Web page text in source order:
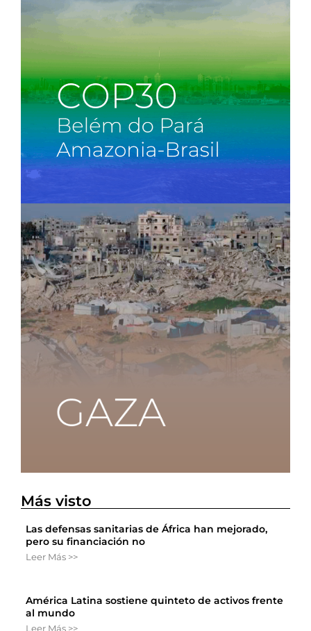
Más visto
Las defensas sanitarias de África han mejorado,
pero su financiación no
Leer Más >>
América Latina sostiene quinteto de activos frente
al mundo
Leer Más >>